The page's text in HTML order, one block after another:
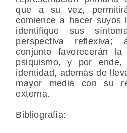
que a su vez,
comience a hacer suyos
identifique sus
perspectiva reflexiva;
conjunto favorecerán
psiquismo, y por
identidad, además de
mayor media con su
externa.
Bibliografía: